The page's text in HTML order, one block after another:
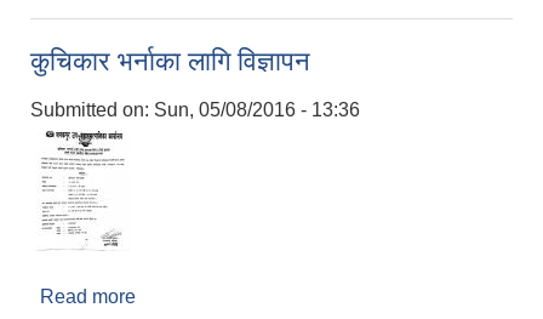
कुचिकार भर्नाका लागि विज्ञापन
Submitted on: Sun, 05/08/2016 - 13:36
Read more